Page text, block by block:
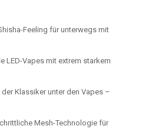
Feeling für unterwegs mit
LED-Vapes mit extrem starkem
der Klassiker unter den Vapes –
Mesh-Technologie für